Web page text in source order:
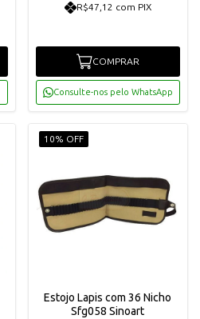
R$47,12 com PIX
COMPRAR
Consulte-nos pelo WhatsApp
10% OFF
Estojo Lapis com 36 Nicho
Sfg058 Sinoart